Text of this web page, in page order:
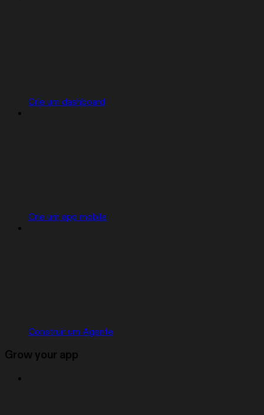
Crie um dashboard
Crie um app mobile
Construir um Agente
Grow your app